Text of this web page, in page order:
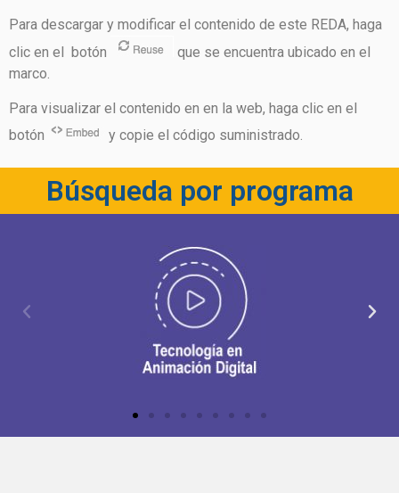
Para descargar y modificar el contenido de este REDA, haga
clic en el botón
que se encuentra ubicado en el
marco.
Para visualizar el contenido en en la web, haga clic en el
botón
y copie el código suministrado.
Búsqueda por programa